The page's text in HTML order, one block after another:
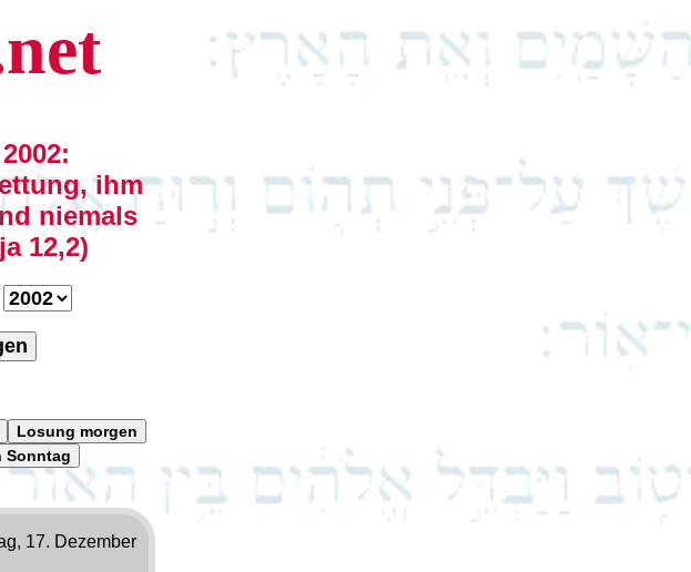
ihm
niemals
12,2)
Losung morgen
Sonntag
17. Dezember